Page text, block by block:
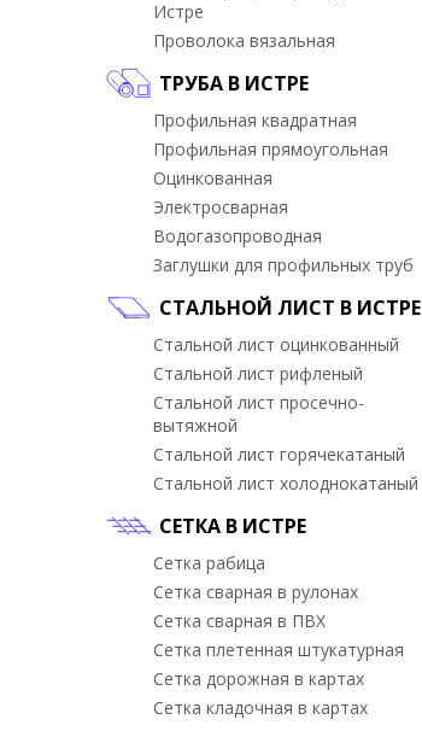
Истре
Проволока вязальная
ТРУБА В ИСТРЕ
Профильная квадратная
Профильная прямоугольная
Оцинкованная
Электросварная
Водогазопроводная
Заглушки для профильных труб
СТАЛЬНОЙ ЛИСТ В ИСТРЕ
Стальной лист оцинкованный
Стальной лист рифленый
Стальной лист просечно-
вытяжной
Стальной лист горячекатаный
Стальной лист холоднокатаный
СЕТКА В ИСТРЕ
Сетка рабица
Сетка сварная в рулонах
Сетка сварная в ПВХ
Сетка плетенная штукатурная
Сетка дорожная в картах
Сетка кладочная в картах